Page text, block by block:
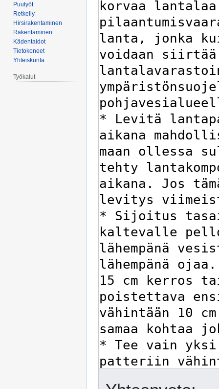
Puutyöt
Retkeily
Hirsirakentaminen
Rakentaminen
Kädentaidot
Tietokoneet
Yhteiskunta
Työkalut